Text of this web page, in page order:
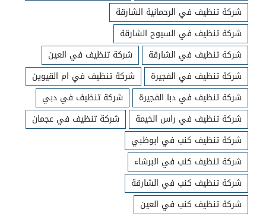
شركة تنظيف في الرحمانية الشارقة
شركة تنظيف في السيوح الشارقة
شركة تنظيف في الشارقة
شركة تنظيف في العين
شركة تنظيف في الفجيرة
شركة تنظيف في ام القيوين
شركة تنظيف في دبا الفجيرة
شركة تنظيف في دبي
شركة تنظيف في راس الخيمة
شركة تنظيف في عجمان
شركة تنظيف كنب في ابوظبي
شركة تنظيف كنب في البرشاء
شركة تنظيف كنب في الشارقة
شركة تنظيف كنب في العين